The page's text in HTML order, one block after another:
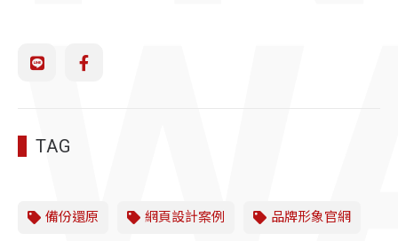
TAG
備份還原 網頁設計案例 品牌形象官網